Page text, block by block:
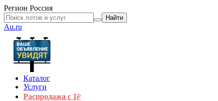
Регион Россия
Найти
Au.ru
Каталог
Услуги
Распродажа с 1₽